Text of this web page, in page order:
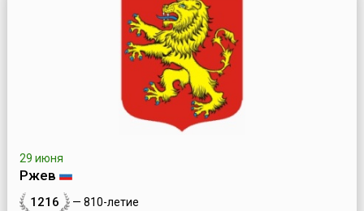
29 июня
Ржев
1216 — 810-летие